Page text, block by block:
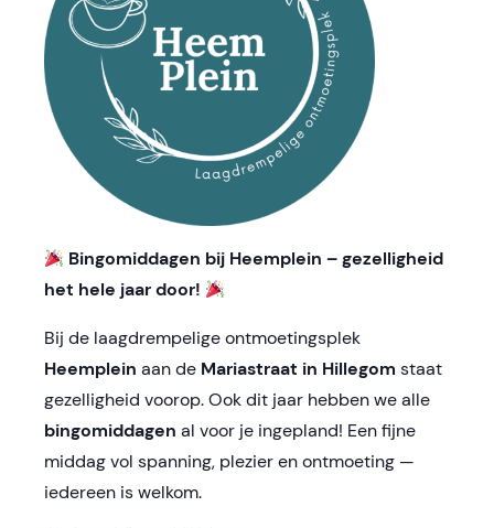
Bingomiddagen bij Heemplein – gezelligheid
het hele jaar door!
Bij de laagdrempelige ontmoetingsplek
Heemplein aan de Mariastraat in Hillegom staat
gezelligheid voorop. Ook dit jaar hebben we alle
bingomiddagen al voor je ingepland! Een fijne
middag vol spanning, plezier en ontmoeting —
iedereen is welkom.